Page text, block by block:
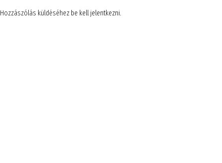
Hozzászólás küldéséhez be kell jelentkezni.